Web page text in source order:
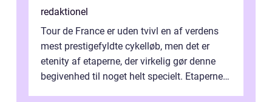
redaktionel
Tour de France er uden tvivl en af verdens
mest prestigefyldte cykelløb, men det er
etenity af etaperne, der virkelig gør denne
begivenhed til noget helt specielt. Etaperne i